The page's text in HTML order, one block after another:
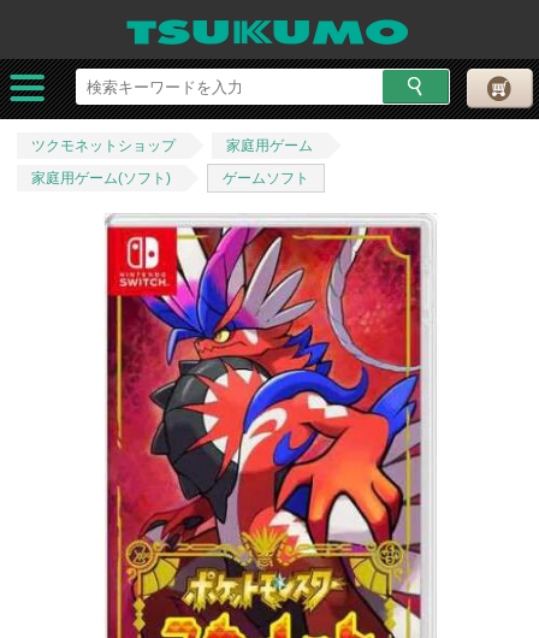
ツクモネットショップ
家庭用ゲーム
家庭用ゲーム(ソフト)
ゲームソフト